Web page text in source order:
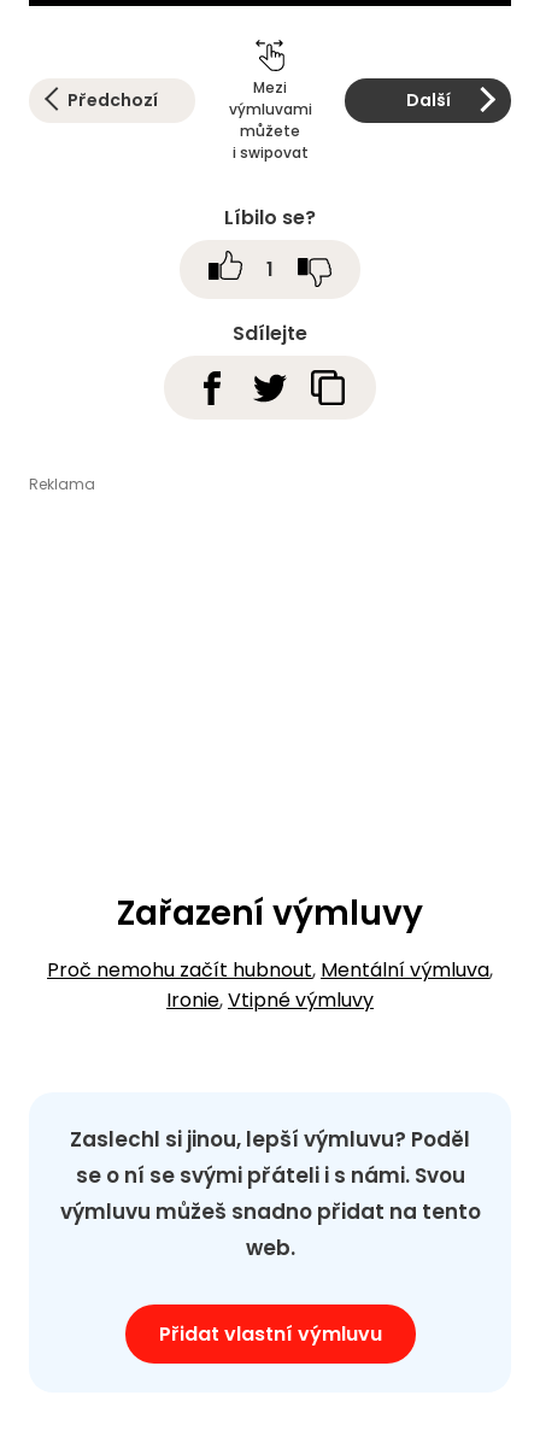
Předchozí
Mezi
výmluvami
můžete
i swipovat
Další
Sdílejte
Líbilo se?
1
Zařazení výmluvy
Proč nemohu začít hubnout, Mentální výmluva,
Ironie,Vtipné výmluvy
Zaslechl si jinou, lepší výmluvu? Poděl
se o ní se svými přáteli i s námi. Svou
výmluvu můžeš snadno přidat na tento
web.
Přidat vlastní výmluvu